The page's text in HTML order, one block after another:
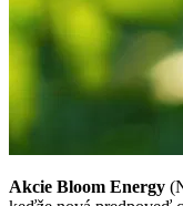
Akcie Bloom Energy